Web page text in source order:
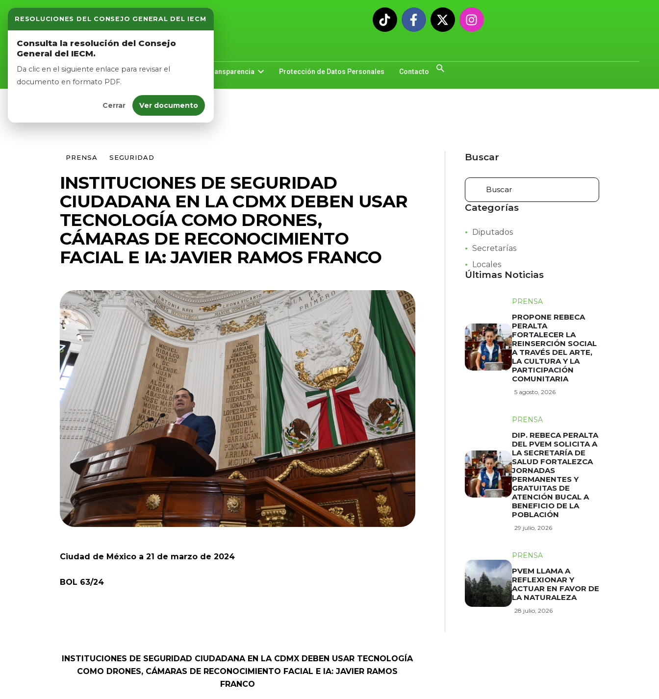
RESOLUCIONES DEL CONSEJO GENERAL DEL IECM
Consulta la resolución del Consejo
General del IECM.
Da clic en el siguiente enlace para revisar el
documento en formato PDF.
Cerrar Ver documento
Inicio Nosotros Logros Noticias Transparencia Protección de Datos Personales Contacto
Inicio
Nosotros
Afíliate
Eventos
PRENSA SEGURIDAD
INSTITUCIONES DE SEGURIDAD
CIUDADANA EN LA CDMX DEBEN USAR
TECNOLOGÍA COMO DRONES,
CÁMARAS DE RECONOCIMIENTO
FACIAL E IA: JAVIER RAMOS FRANCO
Ciudad de México a 21 de marzo de 2024
BOL 63/24
INSTITUCIONES DE SEGURIDAD CIUDADANA EN LA CDMX DEBEN USAR TECNOLOGÍA
COMO DRONES, CÁMARAS DE RECONOCIMIENTO FACIAL E IA: JAVIER RAMOS
FRANCO
Buscar
Categorías
Diputados
Secretarías
Locales
Últimas Noticias
PRENSA
PROPONE REBECA
PERALTA
FORTALECER LA
REINSERCIÓN SOCIAL
A TRAVÉS DEL ARTE,
LA CULTURA Y LA
PARTICIPACIÓN
COMUNITARIA
5 agosto, 2026
PRENSA
DIP. REBECA PERALTA
DEL PVEM SOLICITA A
LA SECRETARÍA DE
SALUD FORTALEZCA
JORNADAS
PERMANENTES Y
GRATUITAS DE
ATENCIÓN BUCAL A
BENEFICIO DE LA
POBLACIÓN
29 julio, 2026
PRENSA
PVEM LLAMA A
REFLEXIONAR Y
ACTUAR EN FAVOR DE
LA NATURALEZA
28 julio, 2026